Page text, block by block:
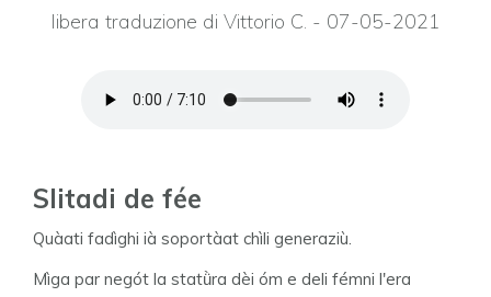
libera traduzione di Vittorio C. - 07-05-2021
Slitadi de fée
Quàati fadìghi ià soportàat chìli generaziù.
Mìga par negót la statǜra dèi óm e deli fémni l'era